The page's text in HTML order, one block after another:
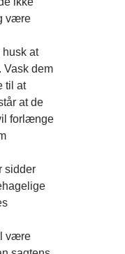
være
husk at
Vask dem
til at
at de
forlænge
sidder
være